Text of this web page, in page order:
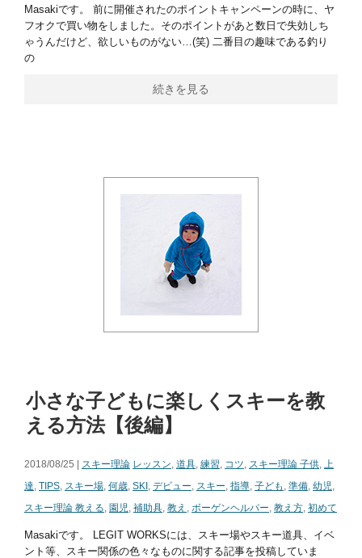
Masakiです。 前に開催されたのポイントキャンペーンの時に、ヤ
フオクで買い物をしました。そのポイントがあと数日で失効しち
ゃうんだけど、欲しいものがない…(笑) 二番目の趣味である釣り
の
続きを見る
小さな子どもに楽しくスキーを教
える方法【後編】
2018/08/25 | スキー理論 レッスン, 道具, 練習, コツ, スキー理論 子供, 上
達, TIPS, スキー場, 何歳, SKI , デビュー, スキー, 指導, 子ども , 準備, 幼児,
スキー理論 教える, 園児, 補助具, 教え , ボーゲンヘルパー, 教え方, 初めて
Masakiです。 LEGIT WORKSには、スキー場やスキー道具、イベ
ント等、スキー関係の色々なものに関する記事を投稿していま